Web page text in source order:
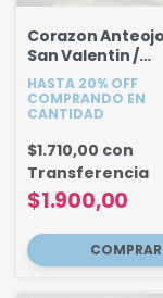
Corazon
San Valentin /
Enamorados
HASTA 20% OFF
COMPRANDO EN
CANTIDAD
$1.900,00
$1.710,00 con
Transferencia